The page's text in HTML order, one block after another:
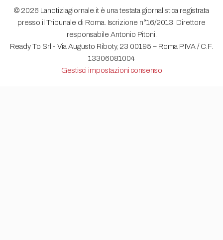
© 2026 Lanotiziagiornale.it è una testata giornalistica registrata
presso il Tribunale di Roma. Iscrizione n°16/2013. Direttore
responsabile Antonio Pitoni.
Ready To Srl - Via Augusto Riboty, 23 00195 – Roma P.IVA / C.F.
13306081004
Gestisci impostazioni consenso